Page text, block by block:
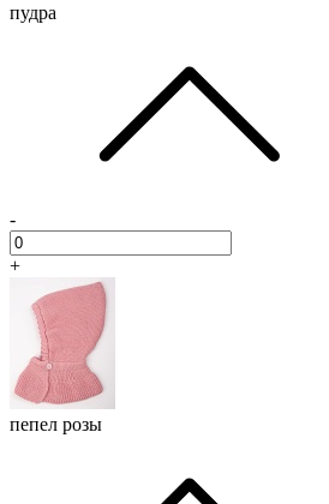
пудра
-
+
пепел розы